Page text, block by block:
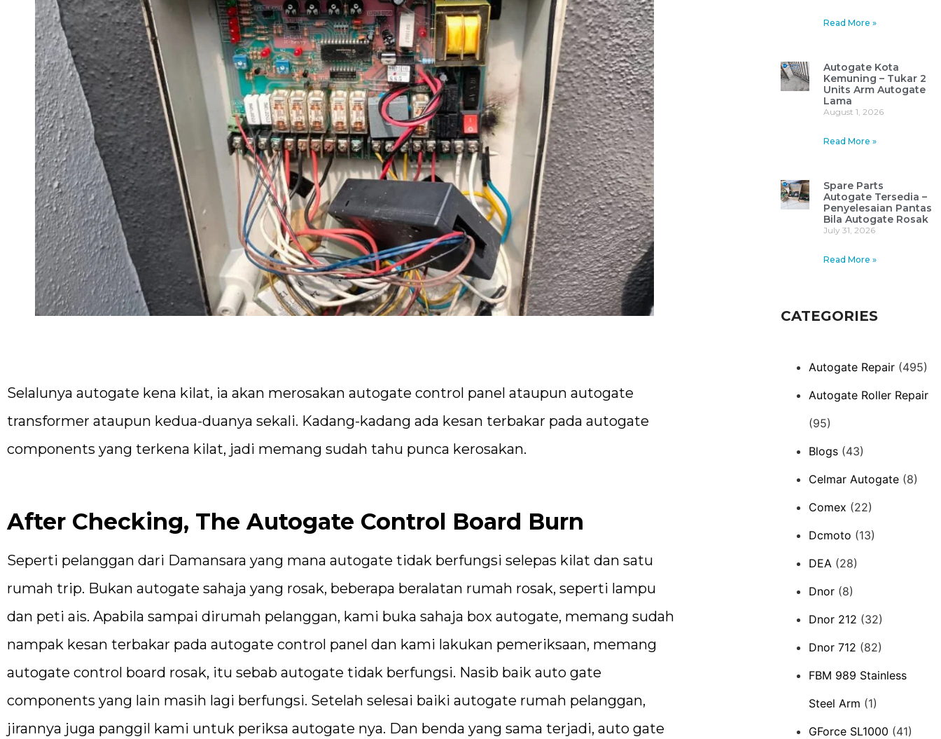
Selalunya autogate kena kilat, ia akan merosakan autogate control panel ataupun autogate
transformer ataupun kedua-duanya sekali. Kadang-kadang ada kesan terbakar pada autogate
components yang terkena kilat, jadi memang sudah tahu punca kerosakan.
After Checking, The Autogate Control Board Burn
Seperti pelanggan dari Damansara yang mana autogate tidak berfungsi selepas kilat dan satu
rumah trip. Bukan autogate sahaja yang rosak, beberapa beralatan rumah rosak, seperti lampu
dan peti ais. Apabila sampai dirumah pelanggan, kami buka sahaja box autogate, memang sudah
nampak kesan terbakar pada autogate control panel dan kami lakukan pemeriksaan, memang
autogate control board rosak, itu sebab autogate tidak berfungsi. Nasib baik auto gate
components yang lain masih lagi berfungsi. Setelah selesai baiki autogate rumah pelanggan,
jirannya juga panggil kami untuk periksa autogate nya. Dan benda yang sama terjadi, auto gate
Read More »
Autogate Kota
Kemuning – Tukar 2
Units Arm Autogate
Lama
August 1, 2026
Read More »
Spare Parts
Autogate Tersedia –
Penyelesaian Pantas
Bila Autogate Rosak
July 31, 2026
Read More »
CATEGORIES
Autogate Repair(495)
Autogate Roller Repair
(95)
Blogs(43)
Celmar Autogate(8)
Comex (22)
Dcmoto (13)
DEA (28)
Dnor(8)
Dnor 212 (32)
Dnor 712 (82)
FBM 989 Stainless
Steel Arm (1)
GForce SL1000 (41)